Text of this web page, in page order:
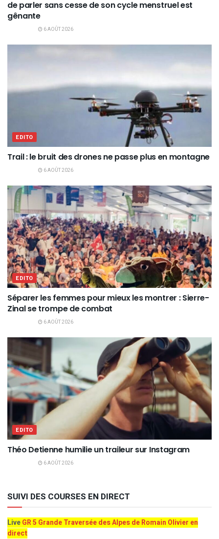
de parler sans cesse de son cycle menstruel est
gênante
6 AOÛT 2026
EDITO
Trail : le bruit des drones ne passe plus en montagne
6 AOÛT 2026
EDITO
Séparer les femmes pour mieux les montrer : Sierre-
Zinal se trompe de combat
6 AOÛT 2026
EDITO
Théo Detienne humilie un traileur sur Instagram
6 AOÛT 2026
SUIVI DES COURSES EN DIRECT
LiveGR 5 Grande Traversée des Alpes de Romain Olivier en
direct